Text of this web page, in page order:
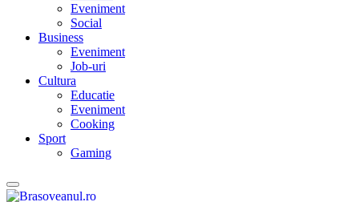
Eveniment
Social
Business
Eveniment
Job-uri
Cultura
Educatie
Eveniment
Cooking
Sport
Gaming